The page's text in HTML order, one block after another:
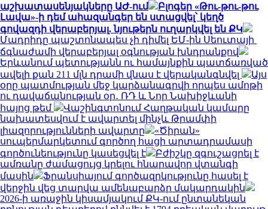
աշխատասենյակները ԱԺ-ում
Բլոգեր «Թու-թու-թու
Լավա»-ի դեմ ահազանգեր են ստացվել՝ կեղծ
գովազդի վերաբերյալ. նյութերն ուղարկվել են ՔԿ
Մադրիդը պաշտոնապես չի դիմել ԵՄ-ին Սեուտայի ​​
ճգնաժամի վերաբերյալ օգնության խնդրանքով
Երևանում պետությանն ու համայնքին պատճառված
ավելի քան 211 մլն դրամի վնաս է վերականգնվել
Այս
օրը պատմության մեջ կարձանագրվի որպես ամոթի
ու դավաճանության օր․ ՌԴ և Նոր Նախիջևանի
հայոց թեմ
Վաշինգտոնում Հաղթական կամարը
նախատեսվում է ավարտել մինչև Թրամփի
լիազորությունների ավարտը
«Ծիրան»
սուպերմարկետում գործող հացի արտադրամասի
գործունեությունը կասեցվել է
Բժիշկը զգուշացրել է
ամռանը ժամացույց կրելու հնարավոր վտանգի
մասին
Ֆրանսիայում գործազրկությունը հասել է
վերջին վեց տարվա ամենաբարձր մակարդակին
2026-ի առաջին կիսամյակում ՔԿ-ում ընտանեկան